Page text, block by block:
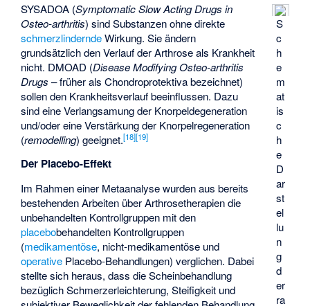
S
c
h
e
m
at
is
c
h
e
D
ar
st
el
lu
n
g
d
er
ra
SYSADOA (Symptomatic Slow Acting Drugs in
Osteo-arthritis) sind Substanzen ohne direkte
schmerzlinderndeWirkung. Sie ändern
grundsätzlich den Verlauf der Arthrose als Krankheit
nicht. DMOAD (Disease Modifying Osteo-arthritis
Drugs – früher als Chondroprotektiva bezeichnet)
sollen den Krankheitsverlauf beeinflussen. Dazu
sind eine Verlangsamung der Knorpeldegeneration
und/oder eine Verstärkung der Knorpelregeneration
(remodelling) geeignet.[18][19]
Der Placebo-Effekt
Im Rahmen einer Metaanalyse wurden aus bereits
bestehenden Arbeiten über Arthrosetherapien die
unbehandelten Kontrollgruppen mit den
placebobehandelten Kontrollgruppen
(medikamentöse, nicht-medikamentöse und
operative Placebo-Behandlungen) verglichen. Dabei
stellte sich heraus, dass die Scheinbehandlung
bezüglich Schmerzerleichterung, Steifigkeit und